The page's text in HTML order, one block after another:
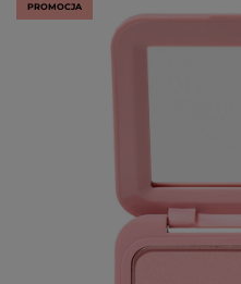
PROMOCJA